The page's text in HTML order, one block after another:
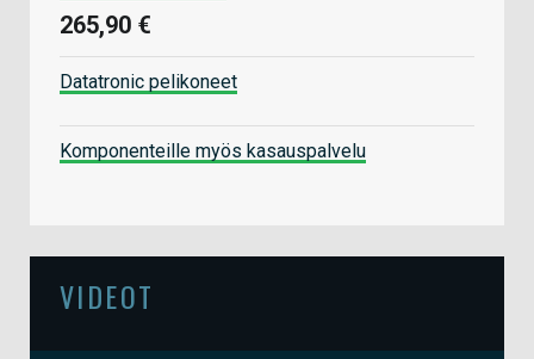
265,90 €
Datatronic pelikoneet
Komponenteille myös kasauspalvelu
VIDEOT